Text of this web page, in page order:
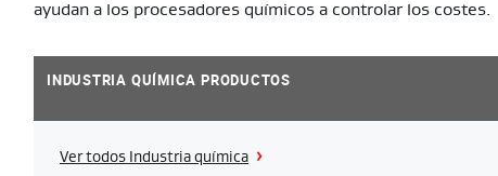
ayudan a los procesadores químicos a controlar los costes.
INDUSTRIA QUÍMICA PRODUCTOS
Ver todos Industria química